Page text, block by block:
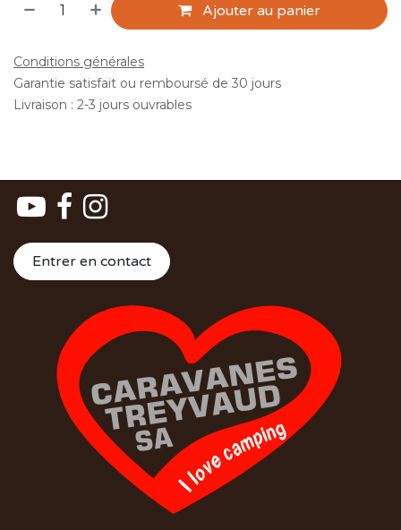
Ajouter au panier
Conditions générales
Garantie satisfait ou remboursé de 30 jours
Livraison : 2-3 jours ouvrables
Entrer en contact